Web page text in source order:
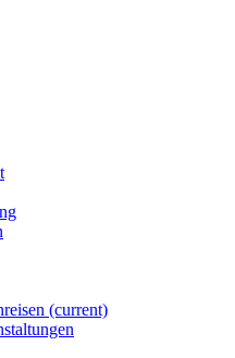
(current)